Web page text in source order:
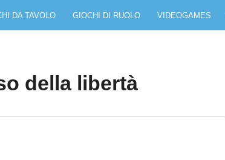
DA TAVOLO GIOCHI DI RUOLO VIDEOGAMES
della libertà